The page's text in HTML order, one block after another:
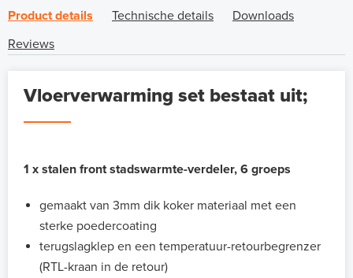
Product details Technische details
Downloads
Reviews
Vloerverwarming set bestaat uit;
1 x stalen front stadswarmte-verdeler, 6 groeps
gemaakt van 3mm dik koker materiaal met een
sterke poedercoating
terugslagklep en een temperatuur-retourbegrenzer
(RTL-kraan in de retour)